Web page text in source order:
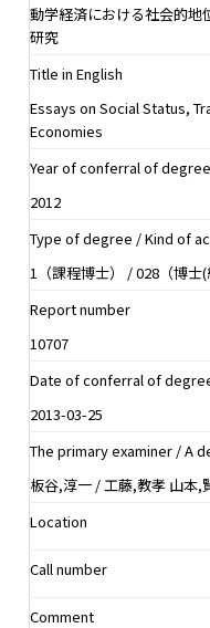
動学経済における社会的地
研究
Title in English
Essays on Social Status,
Economies
Year of conferral of
2012
Type of degree / Kind of
1（課程博士） / 028（博士(
Report number
10707
Date of conferral of
2013-03-25
The primary examiner / A
板谷,淳一 / 工藤,教孝 山本,
Location
Call number
Comment